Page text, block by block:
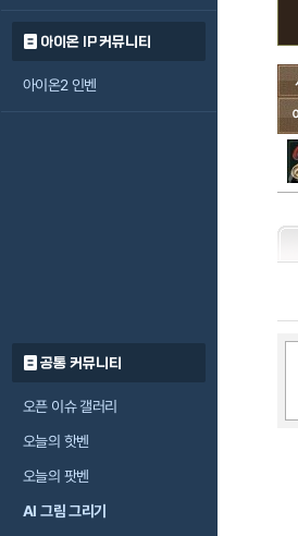
아이온 IP 커뮤니티
아이온2 인벤
공통 커뮤니티
오픈 이슈 갤러리
오늘의 핫벤
오늘의 팟벤
AI 그림 그리기